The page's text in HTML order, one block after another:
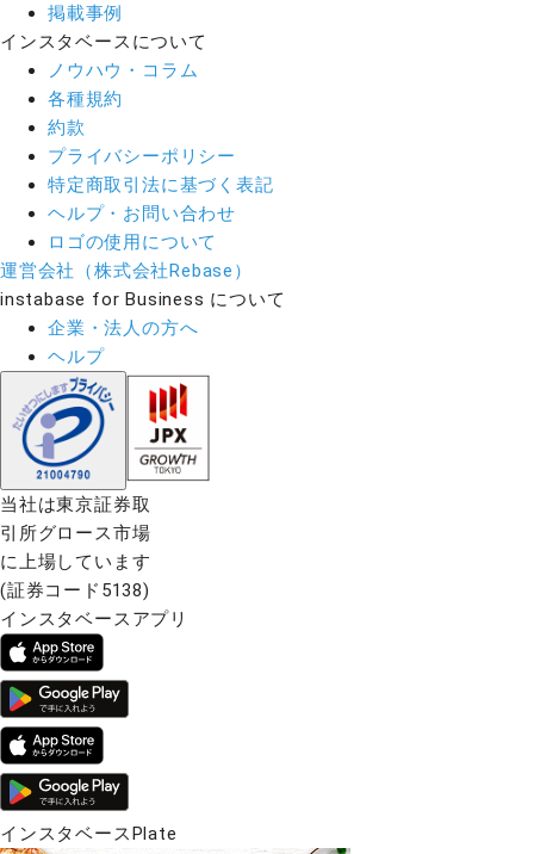
掲載事例
インスタベースについて
ノウハウ・コラム
各種規約
約款
プライバシーポリシー
特定商取引法に基づく表記
ヘルプ・お問い合わせ
ロゴの使用について
運営会社（株式会社Rebase）
instabase for Business について
企業・法人の方へ
ヘルプ
当社は東京証券取
引所グロース市場
に上場しています
(証券コード5138)
インスタベースアプリ
インスタベースPlate